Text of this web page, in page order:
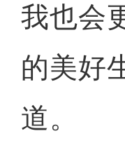
我也会
的美好
道。